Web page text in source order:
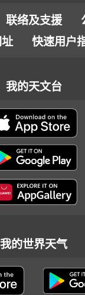
联络及支援
快速用户
我的天文台
我的世界天气